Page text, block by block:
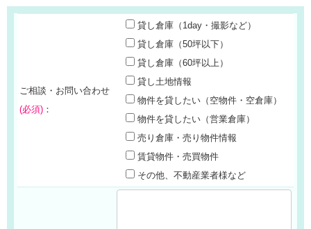
ご相談・お問い合わせ
(必須) ：
貸し倉庫（1day・撮影など）
貸し倉庫（50坪以下）
貸し倉庫（60坪以上）
貸し土地情報
物件を貸したい（空物件・空倉庫）
物件を貸したい（営業倉庫）
売り倉庫・売り物件情報
賃貸物件・売買物件
その他、不動産業者様など